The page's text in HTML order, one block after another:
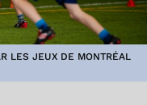
LES JEUX DE MONTRÉAL